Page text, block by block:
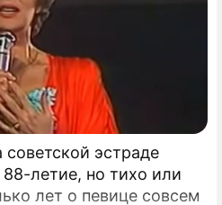
советской эстраде
летие, но тихо или
лет о певице совсем